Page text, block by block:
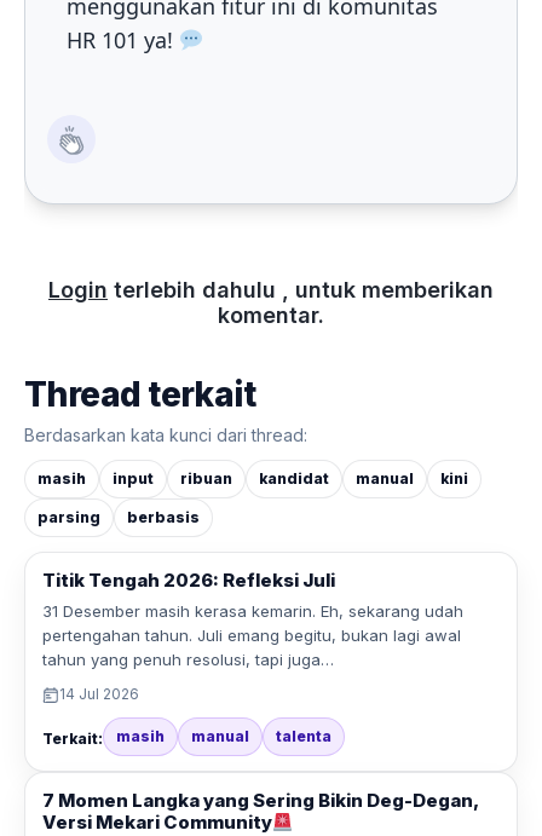
menggunakan fitur ini di komunitas
HR 101 ya!
Login terlebih dahulu , untuk memberikan
komentar.
Thread terkait
Berdasarkan kata kunci dari thread:
masih input ribuan kandidat manual kini
parsing berbasis
Titik Tengah 2026: Refleksi Juli
31 Desember masih kerasa kemarin. Eh, sekarang udah
pertengahan tahun. Juli emang begitu, bukan lagi awal
tahun yang penuh resolusi, tapi juga…
14 Jul 2026
Terkait: masih manual talenta
7 Momen Langka yang Sering Bikin Deg-Degan,
Versi Mekari Community